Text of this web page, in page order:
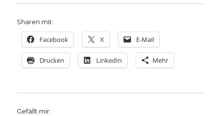
Sharen mit:
Facebook X E-Mail
Drucken LinkedIn Mehr
Gefällt mir: